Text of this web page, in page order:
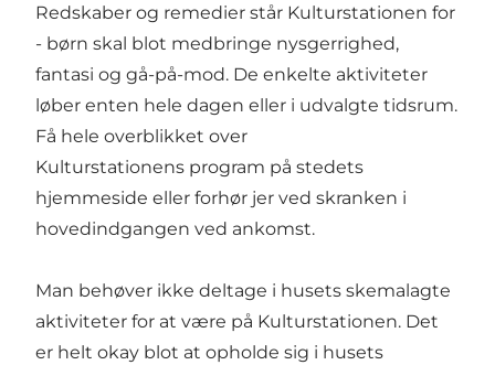
Redskaber og remedier står Kulturstationen for
- børn skal blot medbringe nysgerrighed,
fantasi og gå-på-mod. De enkelte aktiviteter
løber enten hele dagen eller i udvalgte tidsrum.
Få hele overblikket over
Kulturstationens program på stedets
hjemmeside eller forhør jer ved skranken i
hovedindgangen ved ankomst.
Man behøver ikke deltage i husets skemalagte
aktiviteter for at være på Kulturstationen. Det
er helt okay blot at opholde sig i husets